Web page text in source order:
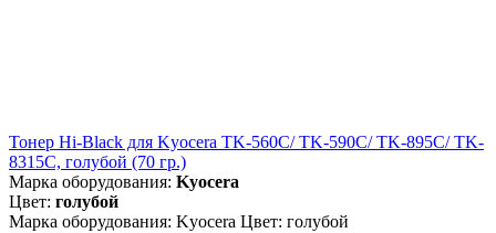
Тонер Hi-Black для Kyocera TK-560C/ TK-590C/ TK-895C/ TK-
8315C, голубой (70 гр.)
Марка оборудования: Kyocera
Цвет: голубой
Марка оборудования: Kyocera Цвет: голубой